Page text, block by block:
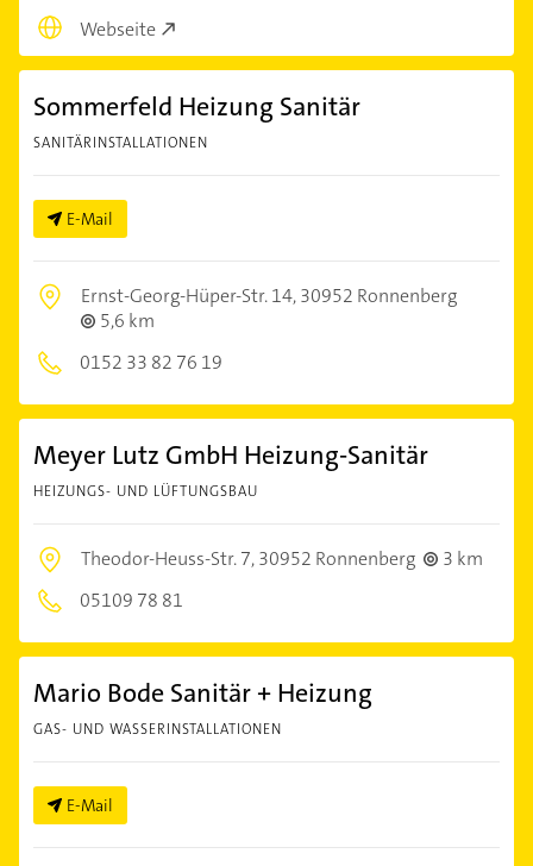
Webseite
Sommerfeld Heizung Sanitär
SANITÄRINSTALLATIONEN
E-Mail
Ernst-Georg-Hüper-Str. 14,30952 Ronnenberg
5,6 km
0152 33 82 76 19
Meyer Lutz GmbH Heizung-Sanitär
HEIZUNGS- UND LÜFTUNGSBAU
Theodor-Heuss-Str. 7,30952 Ronnenberg
3 km
05109 78 81
Mario Bode Sanitär + Heizung
GAS- UND WASSERINSTALLATIONEN
E-Mail